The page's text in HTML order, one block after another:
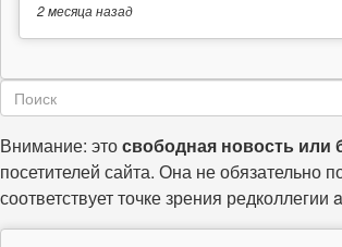
2 месяцаназад
Форма
поиска
Внимание: этосвободная новость или
посетителей сайта. Она не обязательно
соответствует точке зрения редколлегии